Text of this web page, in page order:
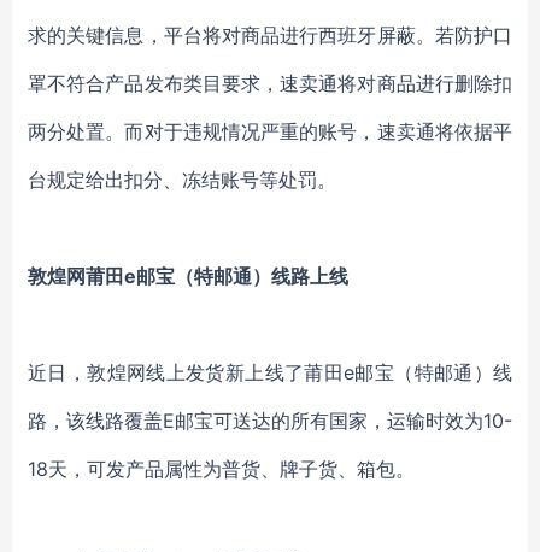
求的关键信息，平台将对商品进行西班牙屏蔽。若防护口
罩不符合产品发布类目要求，速卖通将对商品进行删除扣
两分处置。而对于违规情况严重的账号，速卖通将依据平
台规定给出扣分、冻结账号等处罚。
敦煌网莆田e邮宝（特邮通）线路上线
近日，敦煌网线上发货新上线了莆田e邮宝（特邮通）线
路，该线路覆盖E邮宝可送达的所有国家，运输时效为10-
18天，可发产品属性为普货、牌子货、箱包。